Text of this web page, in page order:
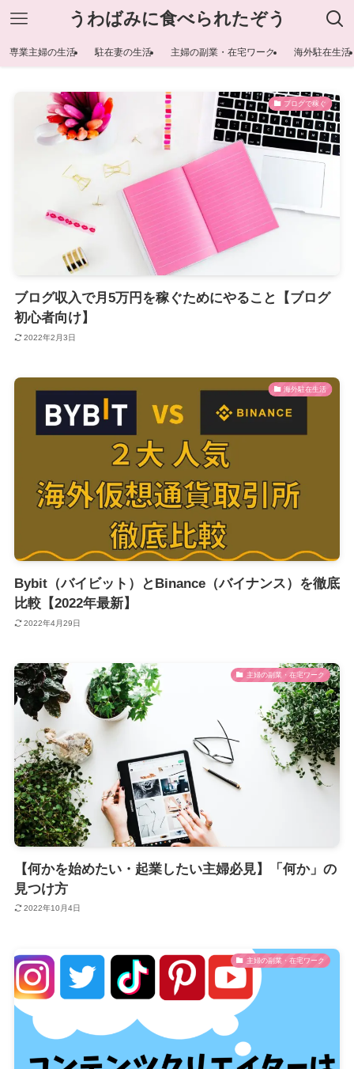
うわばみに食べられたぞう
専業主婦の生活 駐在妻の生活 主婦の副業・在宅ワーク 海外駐在生活
ブログで稼ぐ
ブログ収入で月5万円を稼ぐためにやること【ブログ
初心者向け】
2022年2月3日
海外駐在生活
Bybit（バイビット）とBinance（バイナンス）を徹底
比較【2022年最新】
2022年4月29日
主婦の副業・在宅ワーク
【何かを始めたい・起業したい主婦必見】「何か」の
見つけ方
2022年10月4日
主婦の副業・在宅ワーク